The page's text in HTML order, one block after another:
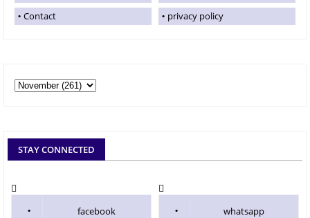
Contact privacy policy
STAY CONNECTED
facebook whatsapp